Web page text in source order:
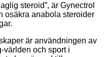
steroid”, är Gynectrol
osäkra anabola steroider
är användningen av
världen och sport i